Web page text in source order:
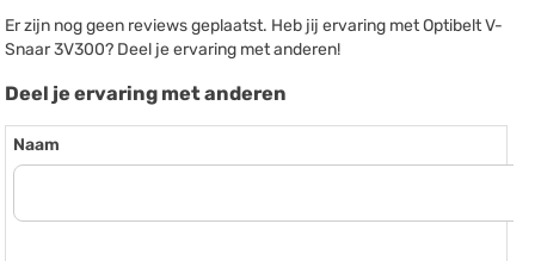
Er zijn nog geen reviews geplaatst. Heb jij ervaring met Optibelt V-
Snaar 3V300? Deel je ervaring met anderen!
Deel je ervaring met anderen
Naam